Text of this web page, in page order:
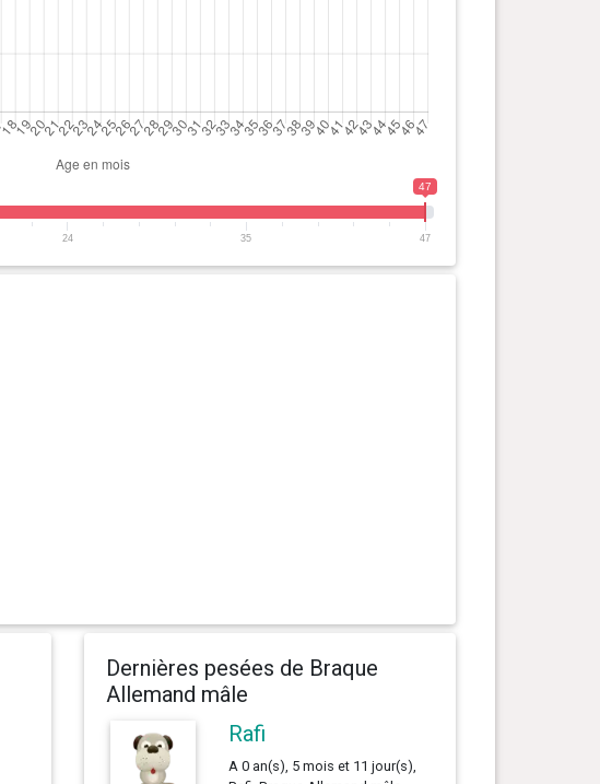
47
24 35 47
Dernières pesées de Braque
Allemand mâle
Rafi
A 0 an(s), 5 mois et 11 jour(s),